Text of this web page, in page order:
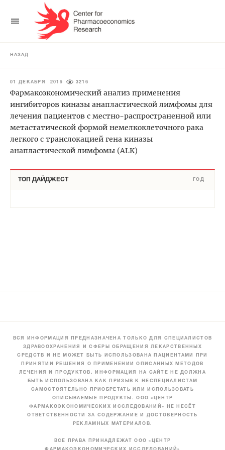
НАЗАД
01 ДЕКАБРЯ 2019 3216
Фармакоэкономический анализ применения
ингибиторов киназы анапластической лимфомы для
лечения пациентов с местно-распространенной или
метастатической формой немелкоклеточного рака
легкого с транслокацией гена киназы
анапластической лимфомы (ALK)
ТОП ДАЙДЖЕСТ ГОД
ВСЯ ИНФОРМАЦИЯ ПРЕДНАЗНАЧЕНА ТОЛЬКО ДЛЯ СПЕЦИАЛИСТОВ
ЗДРАВООХРАНЕНИЯ И СФЕРЫ ОБРАЩЕНИЯ ЛЕКАРСТВЕННЫХ
СРЕДСТВ И НЕ МОЖЕТ БЫТЬ ИСПОЛЬЗОВАНА ПАЦИЕНТАМИ ПРИ
ПРИНЯТИИ РЕШЕНИЯ О ПРИМЕНЕНИИ ОПИСАННЫХ МЕТОДОВ
ЛЕЧЕНИЯ И ПРОДУКТОВ. ИНФОРМАЦИЯ НА САЙТЕ НЕ ДОЛЖНА
БЫТЬ ИСПОЛЬЗОВАНА КАК ПРИЗЫВ К НЕСПЕЦИАЛИСТАМ
САМОСТОЯТЕЛЬНО ПРИОБРЕТАТЬ ИЛИ ИСПОЛЬЗОВАТЬ
ОПИСЫВАЕМЫЕ ПРОДУКТЫ. ООО «ЦЕНТР
ФАРМАКОЭКОНОМИЧЕСКИХ ИССЛЕДОВАНИЙ» НЕ НЕСЁТ
ОТВЕТСТВЕННОСТИ ЗА СОДЕРЖАНИЕ И ДОСТОВЕРНОСТЬ
РЕКЛАМНЫХ МАТЕРИАЛОВ.
ВСЕ ПРАВА ПРИНАДЛЕЖАТ ООО «ЦЕНТР